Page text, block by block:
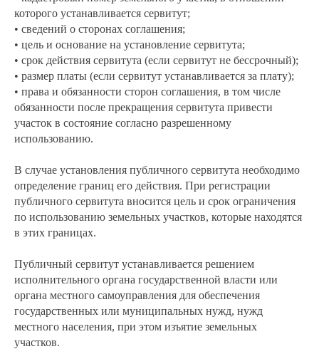
которого устанавливается сервитут;
• сведений о сторонах соглашения;
• цель и основание на установление сервитута;
• срок действия сервитута (если сервитут не бессрочный);
• размер платы (если сервитут устанавливается за плату);
• права и обязанности сторон соглашения, в том числе
обязанности после прекращения сервитута привести
участок в состояние согласно разрешенному
использованию.
В случае установления публичного сервитута необходимо
определение границ его действия. При регистрации
публичного сервитута вносится цель и срок ограничения
по использованию земельных участков, которые находятся
в этих границах.
Публичный сервитут устанавливается решением
исполнительного органа государственной власти или
органа местного самоуправления для обеспечения
государственных или муниципальных нужд, нужд
местного населения, при этом изъятие земельных
участков.